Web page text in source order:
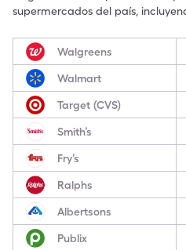
supermercados del país,
Walgreens
Walmart
Target (CVS)
Smith’s
Fry’s
Ralphs
Albertsons
Publix